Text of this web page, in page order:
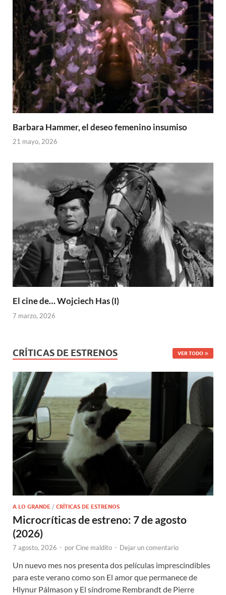
Barbara Hammer, el deseo femenino insumiso
21 mayo, 2026
El cine de… Wojciech Has (I)
7 marzo, 2026
CRÍTICAS DE ESTRENOS VER TODO
A LO GRANDE / CRÍTICAS DE ESTRENOS
Microcríticas de estreno: 7 de agosto
(2026)
7 agosto, 2026 - porCine maldito - Dejar un comentario
Un nuevo mes nos presenta dos películas imprescindibles
para este verano como son El amor que permanece de
Hlynur Pálmason y El síndrome Rembrandt de Pierre